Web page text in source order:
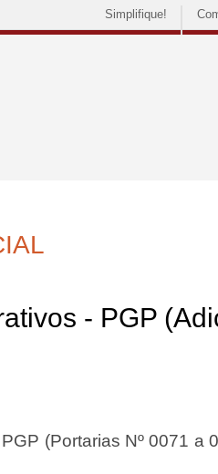
Simplifique!
- PGP
(Portarias Nº 0071 a